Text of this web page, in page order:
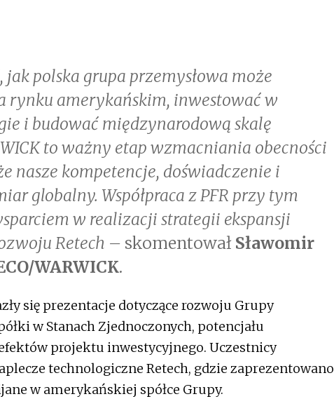
polska grupa przemysłowa może
rynku amerykańskim, inwestować w
i budować międzynarodową skalę
to ważny etap wzmacniania obecności
nasze kompetencje, doświadczenie i
globalny. Współpraca z PFR przy tym
w realizacji strategii ekspansji
Retech – skomentował Sławomir
WARWICK.
się prezentacje dotyczące rozwoju Grupy
w Stanach Zjednoczonych, potencjału
projektu inwestycyjnego. Uczestnicy
technologiczne Retech, gdzie zaprezentowano
w amerykańskiej spółce Grupy.